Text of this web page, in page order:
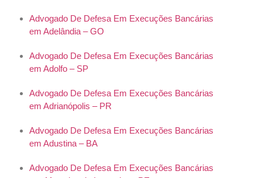
Advogado De Defesa Em Execuções Bancárias
em Adelândia – GO
Advogado De Defesa Em Execuções Bancárias
em Adolfo – SP
Advogado De Defesa Em Execuções Bancárias
em Adrianópolis – PR
Advogado De Defesa Em Execuções Bancárias
em Adustina – BA
Advogado De Defesa Em Execuções Bancárias